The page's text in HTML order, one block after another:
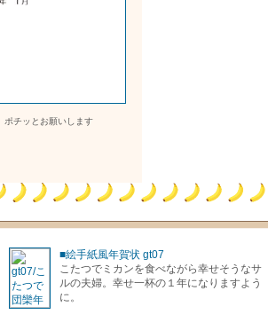
チッとお願いします
■絵手紙風年賀状 gt07
こたつでミカンを食べながら幸せそうなサ
ルの夫婦。幸せ一杯の１年になりますよう
に。